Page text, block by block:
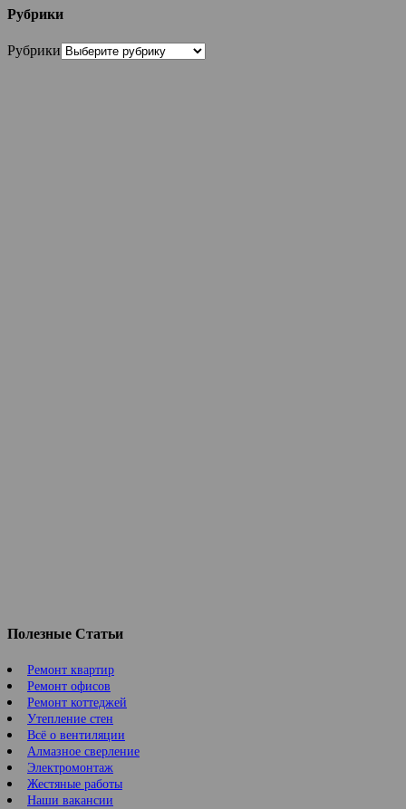
Рубрики
Рубрики
Полезные Статьи
Ремонт квартир
Ремонт офисов
Ремонт коттеджей
Утепление стен
Всё о вентиляции
Алмазное сверление
Электромонтаж
Жестяные работы
Наши вакансии